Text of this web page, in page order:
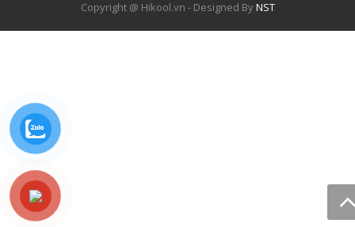
Copyright @ Hikool.vn - Designed ByNST